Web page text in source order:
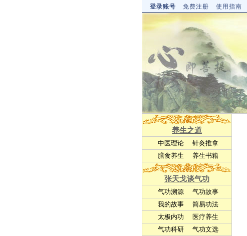
登录账号 免费注册 使用指南
养生之道
中医理论
针灸推拿
膳食养生
养生书籍
张天戈谈气功
气功溯源
气功故事
我的故事
简易功法
太极内功
医疗养生
气功科研
气功文选